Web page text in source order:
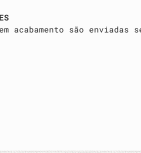
acabamento são enviadas